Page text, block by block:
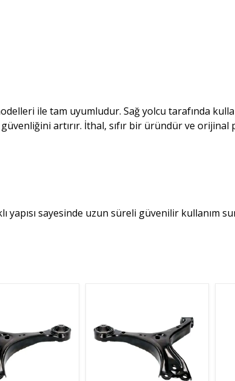
ile tam uyumludur. Sağ yolcu tarafında
güvenliğini artırır. İthal, sıfır bir üründür ve
yapısı sayesinde uzun süreli güvenilir kullanım